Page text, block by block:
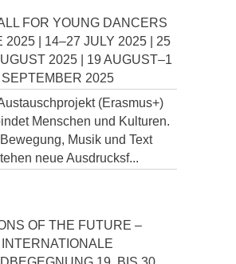
FOR YOUNG DANCERS
2025 | 14–27 JULY 2025 | 25
2025 | 19 AUGUST–1
SEPTEMBER 2025
(Erasmus+)
Menschen und Kulturen.
Musik und Text
neue Ausdrucksf...
OF THE FUTURE –
INTERNATIONALE